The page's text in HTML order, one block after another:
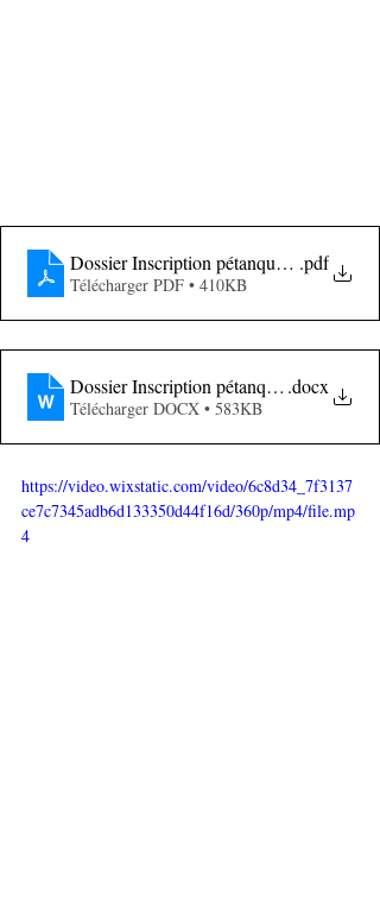
Dossier Inscription pétanque du 18 MAI
.pdf
Télécharger PDF • 410KB
Dossier Inscription pétanque du 18 MAI
.docx
Télécharger DOCX • 583KB
https://video.wixstatic.com/video/6c8d34_7f3137
ce7c7345adb6d133350d44f16d/360p/mp4/file.mp
4